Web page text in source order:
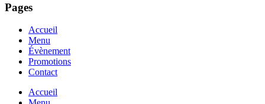
Pages
Accueil
Menu
Évènement
Promotions
Contact
Accueil